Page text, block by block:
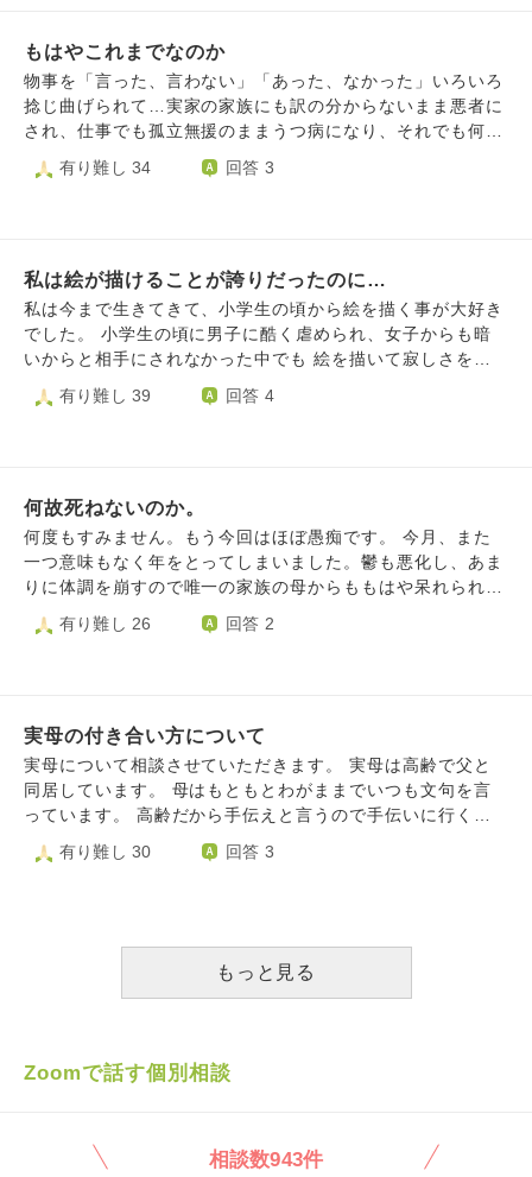
会社員をしてるけど、ブラック企業で、ミス無く一生懸命頑
張ったのに、評価されないばかりかパワハラされる。(怠け
てる人が評価される。)収入も少ない。 可愛がってくれた祖
母が他界、友達とも疎遠になり、孤独。 生死に関わるほど
う事が多い。 子供の頃から辛くてずっと泣いてきたから
もはやこれまでなのか
物事を「言った、言わない」「あった、なかった」いろいろ
捻じ曲げられて…実家の家族にも訳の分からないまま悪者に
され、仕事でも孤立無援のままうつ病になり、それでも何と
か自立を保ちたいと思っても、最後思ってもいない悪いこと
を「そう思ってるんじゃないのか」と言われ、完全に心が折
識も無駄にして、体ももう思う通りに動かず・・・どれだけ
何とかなるようにしようとしたのか。でも、何ともならなか
った。 今の自分は、死ねないだけ。まだ寿命が来ないか
ら、生きながらえているだけ。生きたいだけ生きるにも、死
い、それができる度胸も何もないだけ。 叶うなら、もう一
した。
有り難し 34 回答 3
私は絵が描けることが誇りだったのに…
私は今まで生きてきて、小学生の頃から絵を描く事が大好き
でした。 小学生の頃に男子に酷く虐められ、女子からも暗
いからと相手にされなかった中でも 絵を描いて寂しさを紛
らわせることが出来て、沢山の想像力を鍛えて、面白いマン
ガも描いては 絵を描く事は全てを救うんだ！絵が描ければ
す。 ２０歳くらいの頃に、夢だった小学館でマンガ家にな
ろう！と意気込んでいたのに、一人の漫画家さんが編集長に
酷いこと言われたニュースで 傷つくのが怖くて、信頼でき
なくて、即諦めて… そしていじめられた人間不信でもう誰
在の私は、AIイラストが流行り、テレビでもAIイラストが使
て、使う人もガンガン増えてて技術もすごくなって… 私が
描いてきた絵は、マンガは…ヘタクソに見えてきて、更に絵
を描く時間も遅くて辛くって… 絵を描く事ができなくなり
ました…今でも全く描けない状態なのです。 目的がなくな
てしまった。 私は今まで「絵を描く事が一番誇りに思って
か…？ 私はもう、絵を描いて生きるという存在を、神様の
来は無いのでしょうか？
有り難し 39 回答 4
何故死ねないのか。
何度もすみません。もう今回はほぼ愚痴です。 今月、また
一つ意味もなく年をとってしまいました。鬱も悪化し、あま
りに体調を崩すので唯一の家族の母からももはや呆れられ
て、怠けているのではないかと叱責されます。ぼんやり死を
思うとき、自殺した芸能人や病気で亡くなったYouTuberな
ってないのです。だから、何かしら病気でも事故でも良いの
で、この命を早く刈りとってほしいと強く思います。いつに
なれば、今の人生の苦しみから解放されるのでしょうか。あ
あ、早くしにたい。
有り難し 26 回答 2
実母の付き合い方について
実母について相談させていただきます。 実母は高齢で父と
同居しています。 母はもともとわがままでいつも文句を言
っています。 高齢だから手伝えと言うので手伝いに行くと
お前に手伝ってもらっても仕方がない 食事に行ったり差し
入れしてもこんな不味いものは食べられないと怒ります。
ません。 両親は近くに住んでいます。 私はメンタルの病気
るし、どうしたら良いのか困っています。 私には兄弟もい
ませんし、母と主人は仲が悪いです。 相談できるのは娘だ
動が気になり、毎日死ぬことばかり考えています。 明日、
有り難し 30 回答 3
もっと見る
Zoomで話す個別相談
相談数943件